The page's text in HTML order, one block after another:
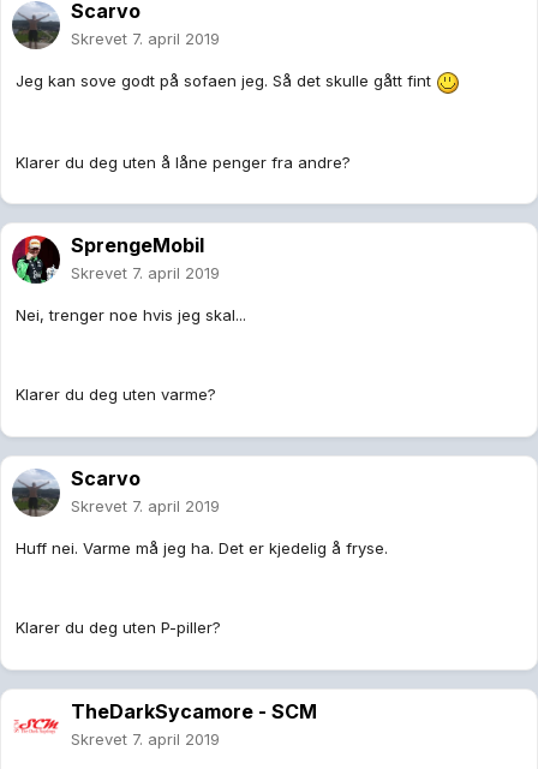
Scarvo
Skrevet 7. april 2019
Jeg kan sove godt på sofaen jeg. Så det skulle gått fint
Klarer du deg uten å låne penger fra andre?
SprengeMobil
Skrevet 7. april 2019
Nei, trenger noe hvis jeg skal...
Klarer du deg uten varme?
Scarvo
Skrevet 7. april 2019
Huff nei. Varme må jeg ha. Det er kjedelig å fryse.
Klarer du deg uten P-piller?
TheDarkSycamore - SCM
Skrevet 7. april 2019